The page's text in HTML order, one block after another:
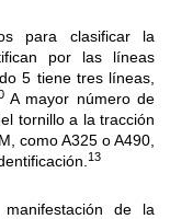
para clasificar la
por las líneas
5 tiene tres líneas,
A mayor número de
tornillo a la tracción
como A325 o A490,
13
de la